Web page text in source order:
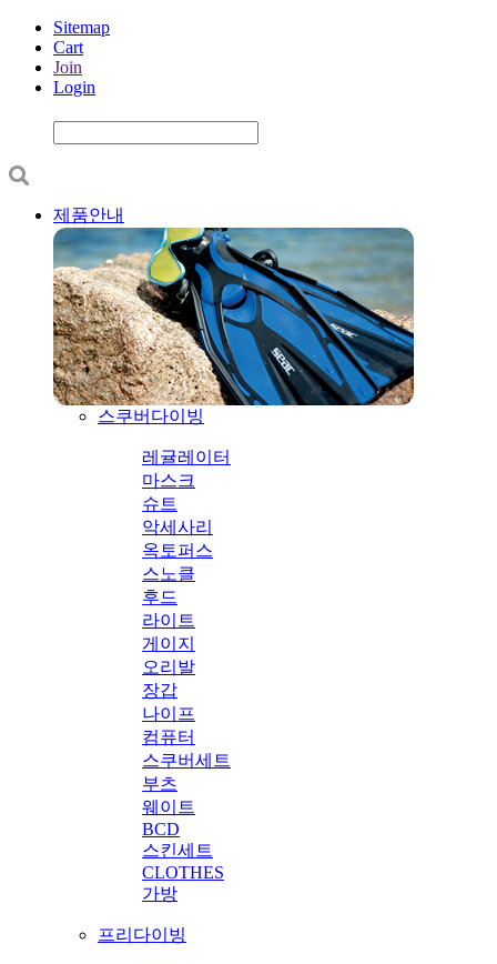
Sitemap
Cart
Join
Login
제품안내
스쿠버다이빙
레귤레이터
마스크
슈트
악세사리
옥토퍼스
스노클
후드
라이트
게이지
오리발
장갑
나이프
컴퓨터
스쿠버세트
부츠
웨이트
BCD
스킨세트
CLOTHES
가방
프리다이빙